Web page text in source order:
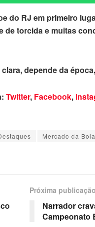
do RJ em primeiro
de torcida e muitas
depende da
Twitter, Facebook,
Mercado da Bola
Próxima publicação
Narrador
Campeonato